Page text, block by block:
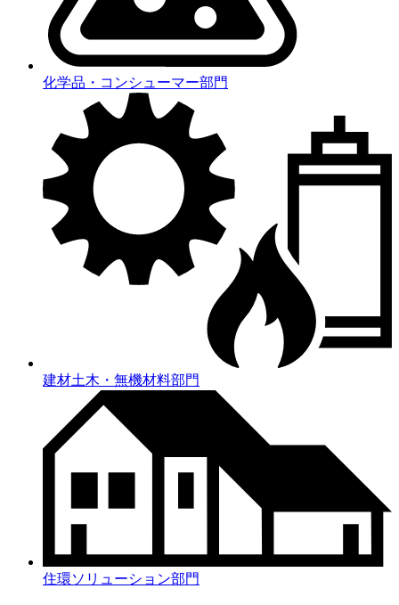
化学品・コンシューマー部門
建材土木・無機材料部門
住環ソリューション部門